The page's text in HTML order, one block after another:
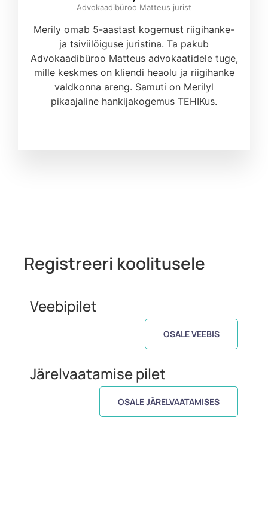
Advokaadibüroo Matteus jurist
Merily omab 5-aastast kogemust riigihanke-
ja tsiviilõiguse juristina. Ta pakub
Advokaadibüroo Matteus advokaatidele tuge,
mille keskmes on kliendi heaolu ja riigihanke
valdkonna areng. Samuti on Merilyl
pikaajaline hankijakogemus TEHIKus.
Registreeri koolitusele
Veebipilet
OSALE VEEBIS
Järelvaatamise pilet
OSALE JÄRELVAATAMISES